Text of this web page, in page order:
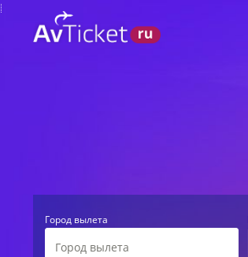
Город вылета